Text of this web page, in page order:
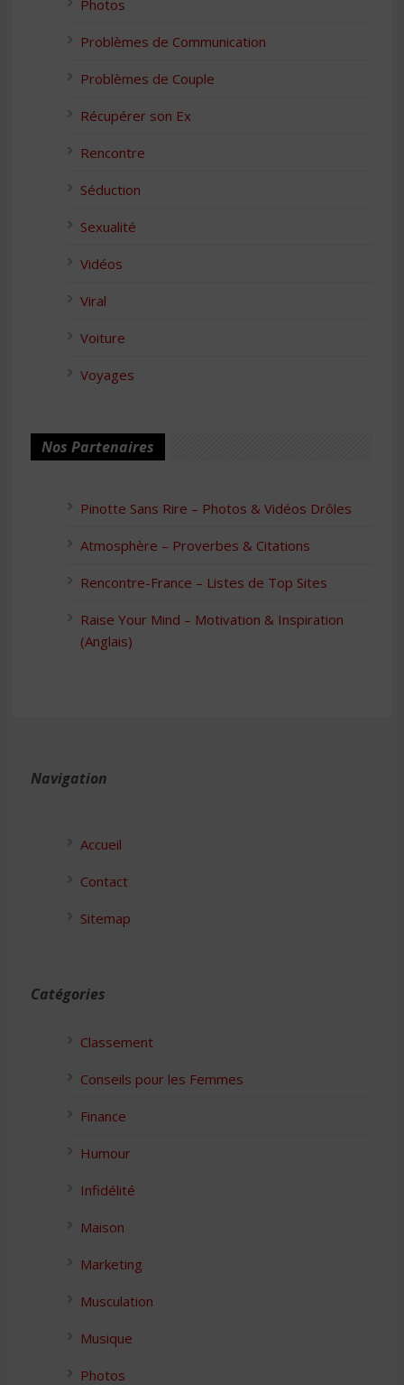
Photos
Problèmes de Communication
Problèmes de Couple
Récupérer son Ex
Rencontre
Séduction
Sexualité
Vidéos
Viral
Voiture
Voyages
Nos Partenaires
Pinotte Sans Rire – Photos & Vidéos Drôles
Atmosphère – Proverbes & Citations
Rencontre-France – Listes de Top Sites
Raise Your Mind – Motivation & Inspiration
(Anglais)
Navigation
Accueil
Contact
Sitemap
Catégories
Classement
Conseils pour les Femmes
Finance
Humour
Infidélité
Maison
Marketing
Musculation
Musique
Photos